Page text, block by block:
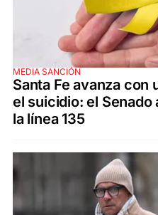
MEDIA SANCIÓN
Santa Fe avanza con
el suicidio: el
la línea 135